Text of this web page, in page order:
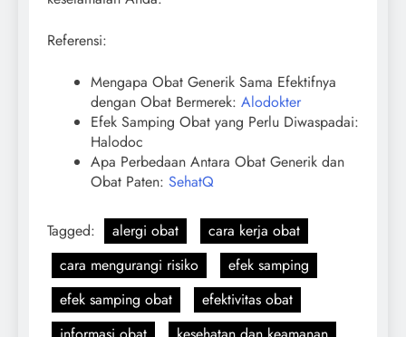
Referensi:
Mengapa Obat Generik Sama Efektifnya
dengan Obat Bermerek: Alodokter
Efek Samping Obat yang Perlu Diwaspadai:
Halodoc
Apa Perbedaan Antara Obat Generik dan
Obat Paten: SehatQ
Tagged: alergi obat
cara kerja obat
cara mengurangi risiko
efek samping
efek samping obat
efektivitas obat